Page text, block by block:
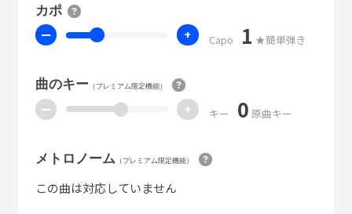
カポ
ー + Capo 1 ★簡単弾き
曲のキー（プレミアム限定機能）
ー + キー 0 原曲キー
メトロノーム （プレミアム限定機能）
この曲は対応していません